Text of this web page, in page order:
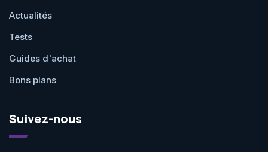
Actualités
Tests
Guides d'achat
Bons plans
Suivez-nous